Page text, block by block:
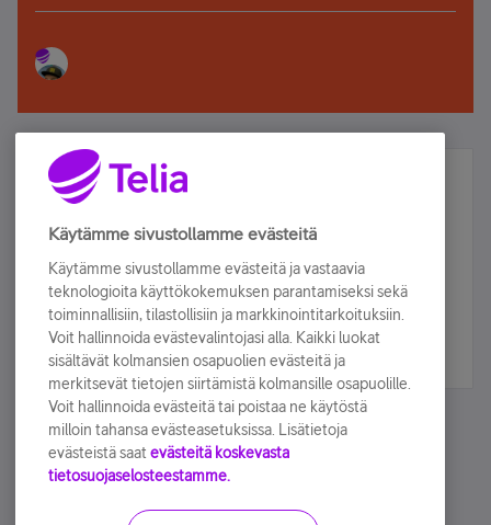
Älä jää paitsi – osallistu ja voita!
Tilaa Telian uutiskirje ja olet mukana arvonnassa.
sähköpostiisi.
Tilaa nyt
Käytämme sivustollamme evästeitä
Käytämme sivustollamme evästeitä ja vastaavia
teknologioita käyttökokemuksen parantamiseksi sekä
toiminnallisiin, tilastollisiin ja markkinointitarkoituksiin.
Voit hallinnoida evästevalintojasi alla. Kaikki luokat
sisältävät kolmansien osapuolien evästeitä ja
merkitsevät tietojen siirtämistä kolmansille osapuolille.
Voit hallinnoida evästeitä tai poistaa ne käytöstä
milloin tahansa evästeasetuksissa. Lisätietoja
evästeistä saat evästeitä koskevasta
tietosuojaselosteestamme.